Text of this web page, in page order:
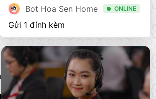
111
của chúng tôi để nhận bản cập nhật &
Bot Hoa Sen Home ONLINE
Gửi 1 đính kèm